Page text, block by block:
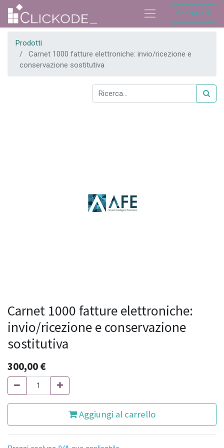
Contattaci
Prodotti
Carnet 1000 fatture elettroniche: invio/ricezione e
conservazione sostitutiva
Carnet 1000 fatture elettroniche:
invio/ricezione e conservazione
sostitutiva
300,00€
Aggiungi al carrello